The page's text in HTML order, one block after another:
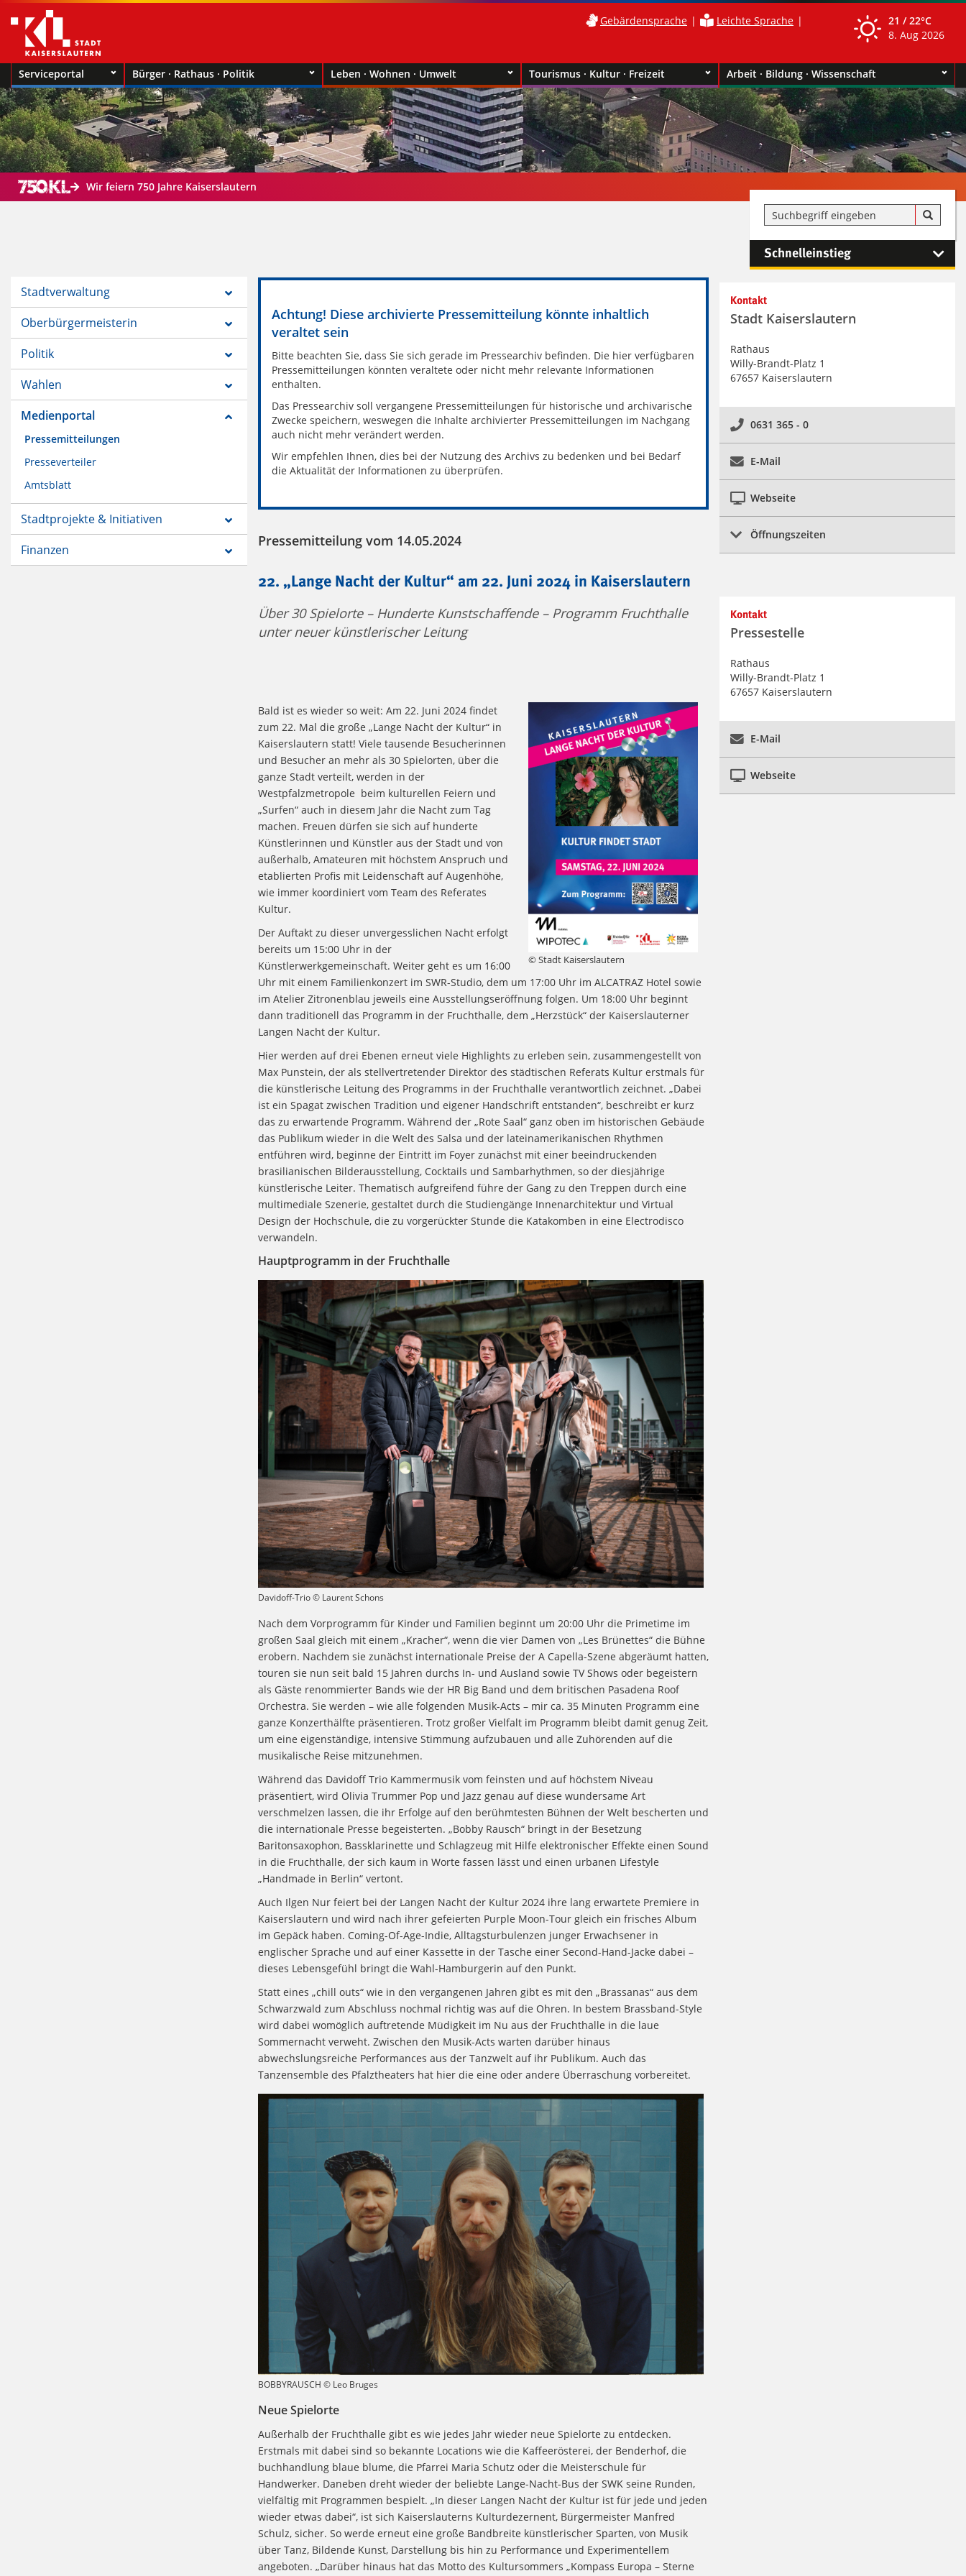
Gebärdensprache Leichte Sprache 21 / 22°C
8. Aug 2026
Serviceportal Bürger · Rathaus · Politik Leben · Wohnen · Umwelt Tourismus · Kultur · Freizeit Arbeit · Bildung · Wissenschaft
Wir feiern 750 Jahre Kaiserslautern
Schnelleinstieg
Stadtverwaltung
Oberbürgermeisterin
Politik
Wahlen
Medienportal
Pressemitteilungen
Presseverteiler
Amtsblatt
Stadtprojekte & Initiativen
Finanzen
Achtung! Diese archivierte Pressemitteilung könnte inhaltlich
veraltet sein
Bitte beachten Sie, dass Sie sich gerade im Pressearchiv befinden. Die hier verfügbaren
Pressemitteilungen könnten veraltete oder nicht mehr relevante Informationen
enthalten.
Das Pressearchiv soll vergangene Pressemitteilungen für historische und archivarische
Zwecke speichern, weswegen die Inhalte archivierter Pressemitteilungen im Nachgang
auch nicht mehr verändert werden.
Wir empfehlen Ihnen, dies bei der Nutzung des Archivs zu bedenken und bei Bedarf
die Aktualität der Informationen zu überprüfen.
Pressemitteilung vom 14.05.2024
22. „Lange Nacht der Kultur“ am 22. Juni 2024 in Kaiserslautern
Über 30 Spielorte – Hunderte Kunstschaffende – Programm Fruchthalle
unter neuer künstlerischer Leitung
© Stadt Kaiserslautern
Bald ist es wieder so weit: Am 22. Juni 2024 findet
zum 22. Mal die große „Lange Nacht der Kultur“ in
Kaiserslautern statt! Viele tausende Besucherinnen
und Besucher an mehr als 30 Spielorten, über die
ganze Stadt verteilt, werden in der
Westpfalzmetropole beim kulturellen Feiern und
„Surfen“ auch in diesem Jahr die Nacht zum Tag
machen. Freuen dürfen sie sich auf hunderte
Künstlerinnen und Künstler aus der Stadt und von
außerhalb, Amateuren mit höchstem Anspruch und
etablierten Profis mit Leidenschaft auf Augenhöhe,
wie immer koordiniert vom Team des Referates
Kultur.
Der Auftakt zu dieser unvergesslichen Nacht erfolgt
bereits um 15:00 Uhr in der
Künstlerwerkgemeinschaft. Weiter geht es um 16:00
Uhr mit einem Familienkonzert im SWR-Studio, dem um 17:00 Uhr im ALCATRAZ Hotel sowie
im Atelier Zitronenblau jeweils eine Ausstellungseröffnung folgen. Um 18:00 Uhr beginnt
dann traditionell das Programm in der Fruchthalle, dem „Herzstück“ der Kaiserslauterner
Langen Nacht der Kultur.
Hier werden auf drei Ebenen erneut viele Highlights zu erleben sein, zusammengestellt von
Max Punstein, der als stellvertretender Direktor des städtischen Referats Kultur erstmals für
die künstlerische Leitung des Programms in der Fruchthalle verantwortlich zeichnet. „Dabei
ist ein Spagat zwischen Tradition und eigener Handschrift entstanden“, beschreibt er kurz
das zu erwartende Programm. Während der „Rote Saal“ ganz oben im historischen Gebäude
das Publikum wieder in die Welt des Salsa und der lateinamerikanischen Rhythmen
entführen wird, beginne der Eintritt im Foyer zunächst mit einer beeindruckenden
brasilianischen Bilderausstellung, Cocktails und Sambarhythmen, so der diesjährige
künstlerische Leiter. Thematisch aufgreifend führe der Gang zu den Treppen durch eine
multimediale Szenerie, gestaltet durch die Studiengänge Innenarchitektur und Virtual
Design der Hochschule, die zu vorgerückter Stunde die Katakomben in eine Electrodisco
verwandeln.
Hauptprogramm in der Fruchthalle
Davidoff-Trio © Laurent Schons
Nach dem Vorprogramm für Kinder und Familien beginnt um 20:00 Uhr die Primetime im
großen Saal gleich mit einem „Kracher“, wenn die vier Damen von „Les Brünettes“ die Bühne
erobern. Nachdem sie zunächst internationale Preise der A Capella-Szene abgeräumt hatten,
touren sie nun seit bald 15 Jahren durchs In- und Ausland sowie TV Shows oder begeistern
als Gäste renommierter Bands wie der HR Big Band und dem britischen Pasadena Roof
Orchestra. Sie werden – wie alle folgenden Musik-Acts – mir ca. 35 Minuten Programm eine
ganze Konzerthälfte präsentieren. Trotz großer Vielfalt im Programm bleibt damit genug Zeit,
um eine eigenständige, intensive Stimmung aufzubauen und alle Zuhörenden auf die
musikalische Reise mitzunehmen.
Während das Davidoff Trio Kammermusik vom feinsten und auf höchstem Niveau
präsentiert, wird Olivia Trummer Pop und Jazz genau auf diese wundersame Art
verschmelzen lassen, die ihr Erfolge auf den berühmtesten Bühnen der Welt bescherten und
die internationale Presse begeisterten. „Bobby Rausch“ bringt in der Besetzung
Baritonsaxophon, Bassklarinette und Schlagzeug mit Hilfe elektronischer Effekte einen Sound
in die Fruchthalle, der sich kaum in Worte fassen lässt und einen urbanen Lifestyle
„Handmade in Berlin“ vertont.
Auch Ilgen Nur feiert bei der Langen Nacht der Kultur 2024 ihre lang erwartete Premiere in
Kaiserslautern und wird nach ihrer gefeierten Purple Moon-Tour gleich ein frisches Album
im Gepäck haben. Coming-Of-Age-Indie, Alltagsturbulenzen junger Erwachsener in
englischer Sprache und auf einer Kassette in der Tasche einer Second-Hand-Jacke dabei –
dieses Lebensgefühl bringt die Wahl-Hamburgerin auf den Punkt.
Statt eines „chill outs“ wie in den vergangenen Jahren gibt es mit den „Brassanas“ aus dem
Schwarzwald zum Abschluss nochmal richtig was auf die Ohren. In bestem Brassband-Style
wird dabei womöglich auftretende Müdigkeit im Nu aus der Fruchthalle in die laue
Sommernacht verweht. Zwischen den Musik-Acts warten darüber hinaus
abwechslungsreiche Performances aus der Tanzwelt auf ihr Publikum. Auch das
Tanzensemble des Pfalztheaters hat hier die eine oder andere Überraschung vorbereitet.
BOBBYRAUSCH © Leo Bruges
Neue Spielorte
Außerhalb der Fruchthalle gibt es wie jedes Jahr wieder neue Spielorte zu entdecken.
Erstmals mit dabei sind so bekannte Locations wie die Kaffeerösterei, der Benderhof, die
buchhandlung blaue blume, die Pfarrei Maria Schutz oder die Meisterschule für
Handwerker. Daneben dreht wieder der beliebte Lange-Nacht-Bus der SWK seine Runden,
vielfältig mit Programmen bespielt. „In dieser Langen Nacht der Kultur ist für jede und jeden
wieder etwas dabei“, ist sich Kaiserslauterns Kulturdezernent, Bürgermeister Manfred
Schulz, sicher. So werde erneut eine große Bandbreite künstlerischer Sparten, von Musik
über Tanz, Bildende Kunst, Darstellung bis hin zu Performance und Experimentellem
angeboten. „Darüber hinaus hat das Motto des Kultursommers „Kompass Europa – Sterne
Kontakt
Stadt Kaiserslautern
Rathaus
Willy-Brandt-Platz 1
67657 Kaiserslautern
0631 365 - 0
E-Mail
Webseite
Öffnungszeiten
Kontakt
Pressestelle
Rathaus
Willy-Brandt-Platz 1
67657 Kaiserslautern
E-Mail
Webseite